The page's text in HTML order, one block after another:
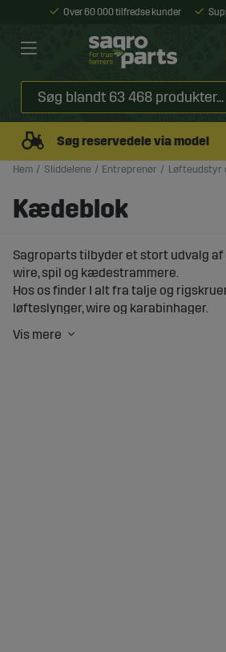
Over 60 000 tilfredse kunder
Søg reservedele via model
Hem Sliddelene Entreprenør Løfteudstyr
Kædeblok
Sagroparts tilbyder et stort udvalg
wire, spil og kædestrammere.
Hos os finder I alt fra talje og
løfteslynger, wire og karabinhager.
I finder også manuelle spil og spil fra
volt.